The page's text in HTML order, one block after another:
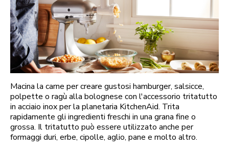
Macina la carne per creare gustosi hamburger, salsicce,
polpette o ragù alla bolognese con l'accessorio tritatutto
in acciaio inox per la planetaria KitchenAid. Trita
rapidamente gli ingredienti freschi in una grana fine o
grossa. Il tritatutto può essere utilizzato anche per
formaggi duri, erbe, cipolle, aglio, pane e molto altro.